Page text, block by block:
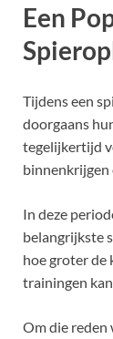
Een
Tijdens een
doorgaans
tegelijkertijd
binnenkrijgen
In deze
belangrijkste
hoe groter de
trainingen
Om die reden